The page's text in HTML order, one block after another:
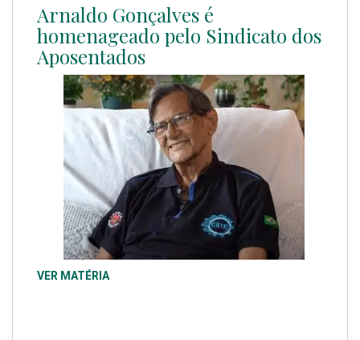
Arnaldo Gonçalves é
homenageado pelo Sindicato dos
Aposentados
VER MATÉRIA